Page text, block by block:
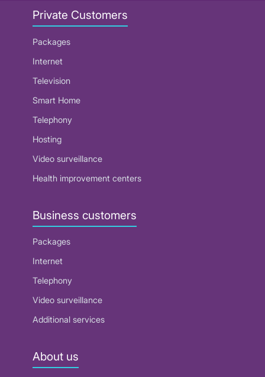
Private Customers
Packages
Internet
Television
Smart Home
Telephony
Hosting
Video surveillance
Health improvement centers
Business customers
Packages
Internet
Telephony
Video surveillance
Additional services
About us